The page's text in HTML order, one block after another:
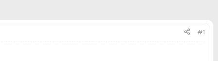
#1